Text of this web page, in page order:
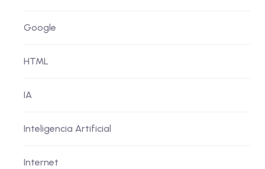
Google
HTML
IA
Inteligencia Artificial
Internet